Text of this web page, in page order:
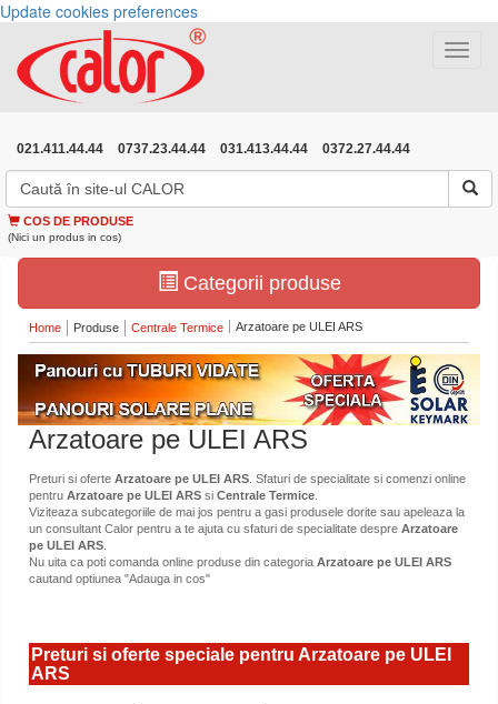
Update cookies preferences
Toggle
021.411.44.44 0737.23.44.44 031.413.44.44 0372.27.44.44
COS DE PRODUSE
(Nici un produs in cos)
Categorii produse
Home Produse Centrale Termice Arzatoare pe ULEI ARS
Arzatoare pe ULEI ARS
Preturi si oferte Arzatoare pe ULEI ARS . Sfaturi de specialitate si comenzi online
pentru Arzatoare pe ULEI ARS si Centrale Termice
Viziteaza subcategoriile de mai jos pentru a gasi produsele dorite sau apeleaza la
un consultant Calor pentru a te ajuta cu sfaturi de specialitate despre Arzatoare
pe ULEI ARS
Nu uita ca poti comanda online produse din categoria Arzatoare pe ULEI ARS
cautand optiunea "Adauga in cos"
Preturi si oferte speciale pentru Arzatoare pe ULEI
ARS